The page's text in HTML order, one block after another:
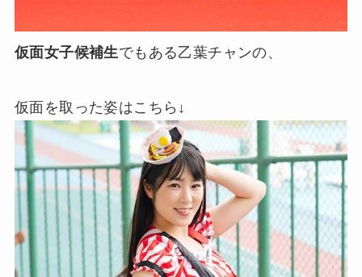
仮面女子候補生でもある乙葉チャンの、
仮面を取った姿はこちら↓